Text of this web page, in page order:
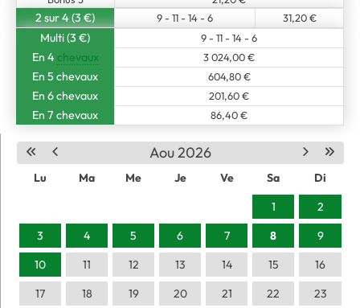
Aou 2026
Lu Ma Me Je Ve Sa
Di
1
2
3
4 5 6 7 8
9
10
11 12 13 14 15
16
17
18 19 20 21 22
23
2 sur 4 (3 €) 9 - 11 - 14 - 6 31,20 €
Multi (3 €) 9 - 11 - 14 - 6
En 4 chevaux 3 024,00 €
En 5 chevaux 604,80 €
En 6 chevaux 201,60 €
En 7 chevaux 86,40 €